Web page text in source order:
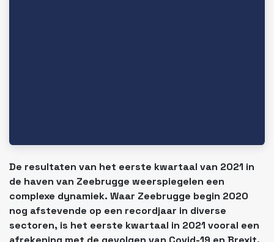
De resultaten van het eerste kwartaal van 2021 in
de haven van Zeebrugge weerspiegelen een
complexe dynamiek. Waar Zeebrugge begin 2020
nog afstevende op een recordjaar in diverse
sectoren, is het eerste kwartaal in 2021 vooral een